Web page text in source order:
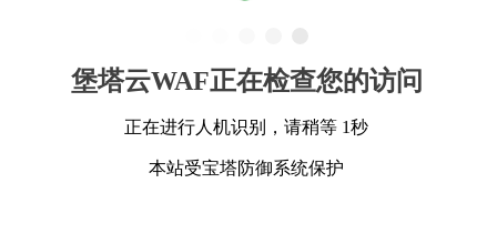
堡塔云WAF正在检查您的访问
正在进行人机识别，请稍等 1秒
本站受宝塔防御系统保护